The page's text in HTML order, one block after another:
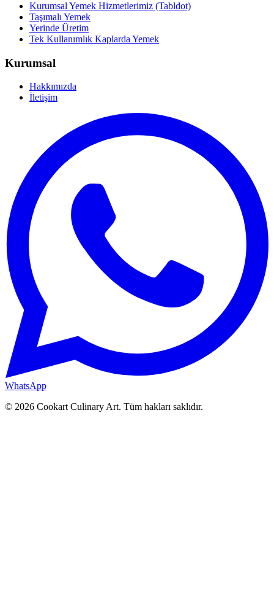
Kurumsal Yemek Hizmetlerimiz (Tabldot)
Taşımalı Yemek
Yerinde Üretim
Tek Kullanımlık Kaplarda Yemek
Kurumsal
Hakkımızda
İletişim
WhatsApp
© 2026 Cookart Culinary Art. Tüm hakları saklıdır.